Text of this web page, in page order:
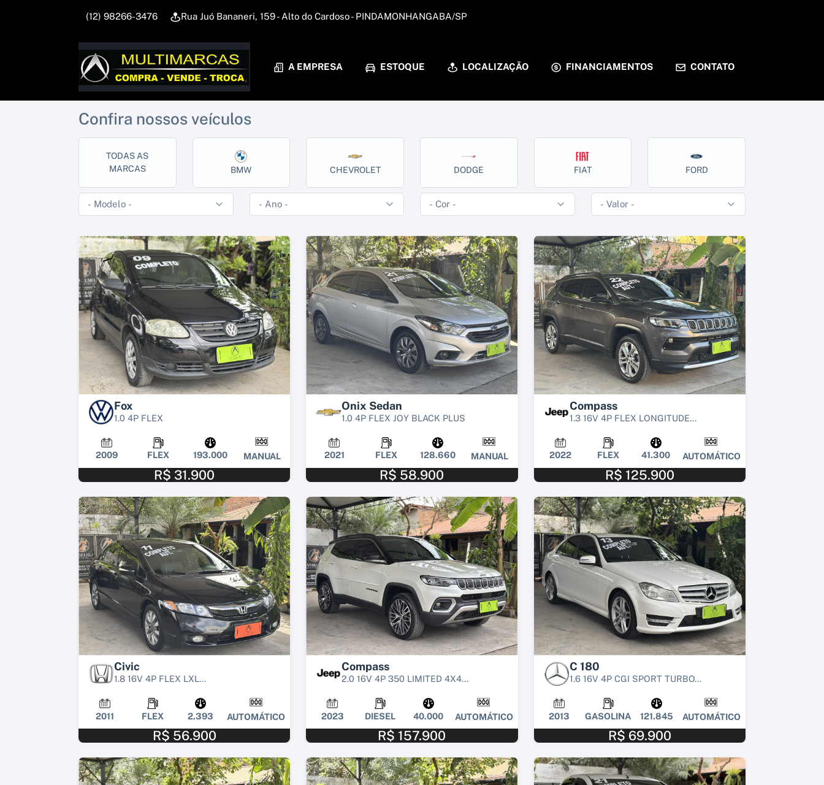
(12) 98266-3476 Rua Juó Bananeri, 159 - Alto do Cardoso - PINDAMONHANGABA/SP
A EMPRESA ESTOQUE LOCALIZAÇÃO FINANCIAMENTOS CONTATO
Confira nossos veículos
TODAS AS
MARCAS
BMW CHEVROLET DODGE FIAT FORD
Fox
1.0 4P FLEX
2009 FLEX 193.000 MANUAL
R$ 31.900
Onix Sedan
1.0 4P FLEX JOY BLACK PLUS
2021 FLEX 128.660 MANUAL
R$ 58.900
Compass
1.3 16V 4P FLEX LONGITUDE...
2022 FLEX 41.300 AUTOMÁTICO
R$ 125.900
Civic
1.8 16V 4P FLEX LXL...
2011 FLEX 2.393 AUTOMÁTICO
R$ 56.900
Compass
2.0 16V 4P 350 LIMITED 4X4...
2023 DIESEL 40.000 AUTOMÁTICO
R$ 157.900
C 180
1.6 16V 4P CGI SPORT TURBO...
2013 GASOLINA 121.845 AUTOMÁTICO
R$ 69.900